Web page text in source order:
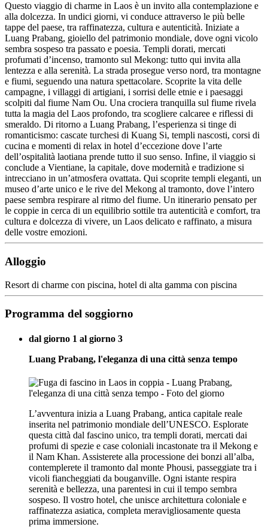
Questo viaggio di charme in Laos è un invito alla contemplazione e
alla dolcezza. In undici giorni, vi conduce attraverso le più belle
tappe del paese, tra raffinatezza, cultura e autenticità. Iniziate a
Luang Prabang, gioiello del patrimonio mondiale, dove ogni vicolo
sembra sospeso tra passato e poesia. Templi dorati, mercati
profumati d’incenso, tramonto sul Mekong: tutto qui invita alla
lentezza e alla serenità. La strada prosegue verso nord, tra montagne
e fiumi, seguendo una natura spettacolare. Scoprite la vita delle
campagne, i villaggi di artigiani, i sorrisi delle etnie e i paesaggi
scolpiti dal fiume Nam Ou. Una crociera tranquilla sul fiume rivela
tutta la magia del Laos profondo, tra scogliere calcaree e riflessi di
smeraldo. Di ritorno a Luang Prabang, l’esperienza si tinge di
romanticismo: cascate turchesi di Kuang Si, templi nascosti, corsi di
cucina e momenti di relax in hotel d’eccezione dove l’arte
dell’ospitalità laotiana prende tutto il suo senso. Infine, il viaggio si
conclude a Vientiane, la capitale, dove modernità e tradizione si
intrecciano in un’atmosfera ovattata. Qui scoprite templi eleganti, un
museo d’arte unico e le rive del Mekong al tramonto, dove l’intero
paese sembra respirare al ritmo del fiume. Un itinerario pensato per
le coppie in cerca di un equilibrio sottile tra autenticità e comfort, tra
cultura e dolcezza di vivere, un Laos delicato e raffinato, a misura
delle vostre emozioni.
Alloggio
Resort di charme con piscina, hotel di alta gamma con piscina
Programma del soggiorno
dal giorno 1 al giorno 3
Luang Prabang, l'eleganza di una città senza tempo
L’avventura inizia a Luang Prabang, antica capitale reale
inserita nel patrimonio mondiale dell’UNESCO. Esplorate
questa città dal fascino unico, tra templi dorati, mercati dai
profumi di spezie e case coloniali incastonate tra il Mekong e
il Nam Khan. Assisterete alla processione dei bonzi all’alba,
contemplerete il tramonto dal monte Phousi, passeggiate tra i
vicoli fiancheggiati da bouganville. Ogni istante respira
serenità e bellezza, una parentesi in cui il tempo sembra
sospeso. Il vostro hotel, che unisce architettura coloniale e
raffinatezza asiatica, completa meravigliosamente questa
prima immersione.